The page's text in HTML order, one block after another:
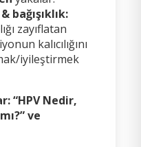
bağışıklık:
zayıflatan
kalıcılığını
iyileştirmek
“HPV Nedir,
ve